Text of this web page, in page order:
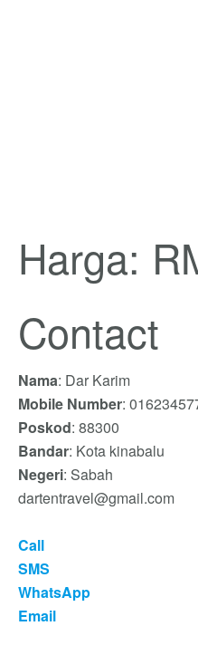
Harga:
Contact
Nama: Dar Karim
Mobile Number:
Poskod: 88300
Bandar: Kota kinabalu
Negeri: Sabah
dartentravel@gmail.com
Call
SMS
WhatsApp
Email